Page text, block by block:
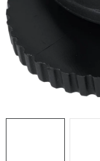
TERČE A ŠÍPKY
DARČEKOVÉ POUKAZY